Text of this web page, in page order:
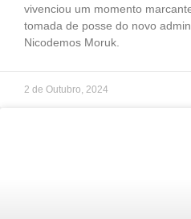
vivenciou um momento
tomada de posse do novo
Nicodemos Moruk.
2 de Outubro, 2024